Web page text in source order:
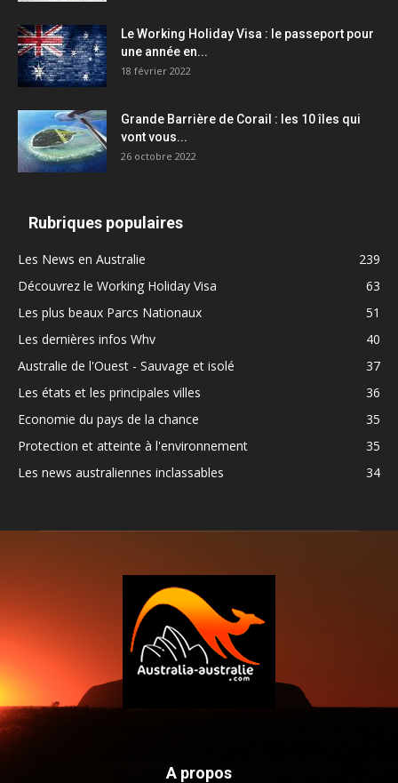
Le Working Holiday Visa : le passeport pour
une année en...
18 février 2022
Grande Barrière de Corail : les 10 îles qui
vont vous...
26 octobre 2022
Rubriques populaires
Les News en Australie
239
Découvrez le Working Holiday Visa
63
Les plus beaux Parcs Nationaux
51
Les dernières infos Whv
40
Australie de l'Ouest - Sauvage et isolé
37
Les états et les principales villes
36
Economie du pays de la chance
35
Protection et atteinte à l'environnement
35
Les news australiennes inclassables
34
A propos